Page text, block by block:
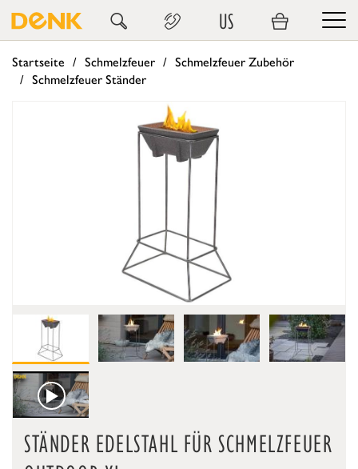
US
Startseite Schmelzfeuer
Schmelzfeuer Zubehör
Schmelzfeuer Ständer
STÄNDER EDELSTAHL FÜR SCHMELZFEUER